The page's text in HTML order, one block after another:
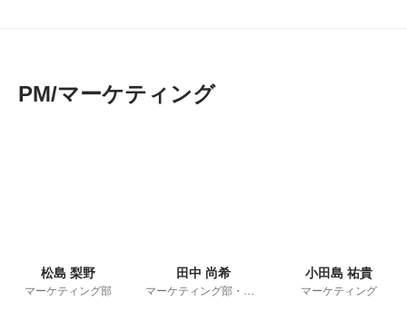
PM/マーケティング
松島 梨野
マーケティング部
田中 尚希 小田島 祐貴
マーケティング